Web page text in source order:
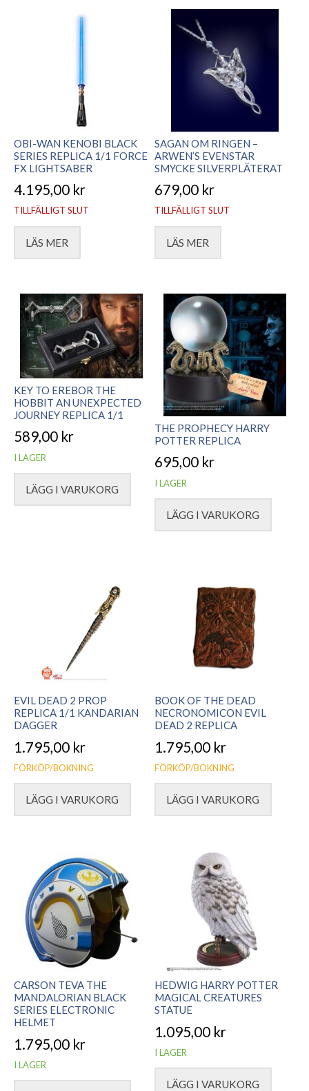
OBI-WAN KENOBI BLACK
SERIES REPLICA 1/1 FORCE
FX LIGHTSABER
4.195,00 kr
TILLFÄLLIGT SLUT
LÄS MER
SAGAN OM RINGEN –
ARWEN’S EVENSTAR
SMYCKE SILVERPLÄTERAT
679,00 kr
TILLFÄLLIGT SLUT
LÄS MER
KEY TO EREBOR THE
HOBBIT AN UNEXPECTED
JOURNEY REPLICA 1/1
589,00 kr
I LAGER
LÄGG I VARUKORG
THE PROPHECY HARRY
POTTER REPLICA
695,00 kr
I LAGER
LÄGG I VARUKORG
EVIL DEAD 2 PROP
REPLICA 1/1 KANDARIAN
DAGGER
1.795,00 kr
FÖRKÖP/BOKNING
LÄGG I VARUKORG
BOOK OF THE DEAD
NECRONOMICON EVIL
DEAD 2 REPLICA
1.795,00 kr
FÖRKÖP/BOKNING
LÄGG I VARUKORG
CARSON TEVA THE
MANDALORIAN BLACK
SERIES ELECTRONIC
HELMET
1.795,00 kr
I LAGER
HEDWIG HARRY POTTER
MAGICAL CREATURES
STATUE
1.095,00 kr
I LAGER
LÄGG I VARUKORG